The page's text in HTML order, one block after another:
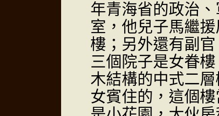
年青海省的政治
室，他兒子馬繼
樓；另外還有副
三個院子是女眷
木結構的中式二
女賓住的，這個